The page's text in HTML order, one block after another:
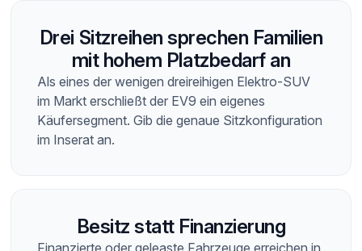
Drei Sitzreihen sprechen Familien
mit hohem Platzbedarf an
Als eines der wenigen dreireihigen Elektro-SUV
im Markt erschließt der EV9 ein eigenes
Käufersegment. Gib die genaue Sitzkonfiguration
im Inserat an.
Besitz statt Finanzierung